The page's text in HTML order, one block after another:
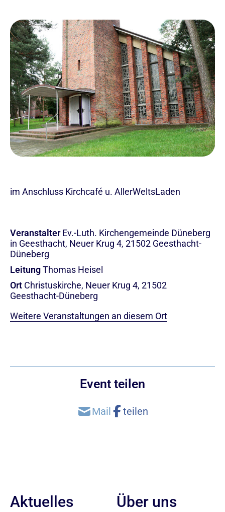
im Anschluss Kirchcafé u. AllerWeltsLaden
Veranstalter Ev.-Luth. Kirchengemeinde Düneberg
in Geesthacht, Neuer Krug 4, 21502 Geesthacht-
Düneberg
LeitungThomas Heisel
Ort Christuskirche, Neuer Krug 4, 21502
Geesthacht-Düneberg
Weitere Veranstaltungen an diesem Ort
Event teilen
Aktuelles Über uns